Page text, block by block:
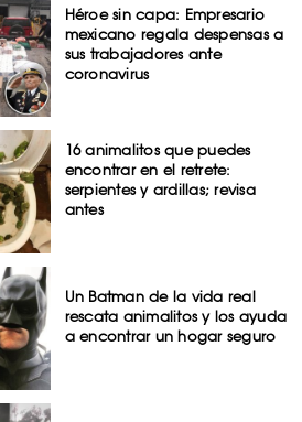
Héroe sin capa: Empresario
mexicano regala despensas a
sus trabajadores ante
coronavirus
16 animalitos que puedes
encontrar en el retrete:
serpientes y ardillas; revisa
antes
Un Batman de la vida real
rescata animalitos y los ayuda
a encontrar un hogar seguro